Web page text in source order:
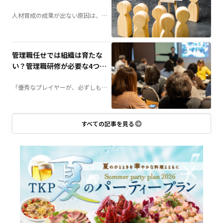
人材育成の成果が出ない原因は、
「研修不足」ではなく「研修設計」
に必要な研修テーマや実施方法を詳
しく解説します。
管理職任せでは組織は育たな
い？管理職研修が必要な4つの
「優秀なプレイヤーが、必ずしも優
秀な管理職になるとは限らない」——
研修が必要なのか。組織成長につな
がる管理職育成のポイントを解説しすべての記事を見る